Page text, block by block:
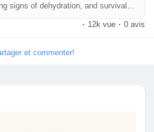
signs of dehydration, and survival
· 12k vue · 0 avis
et commenter!